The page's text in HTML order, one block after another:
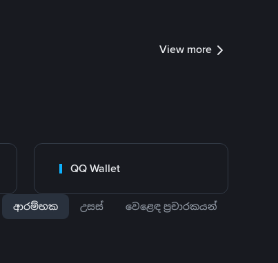
View more
QQ Wallet
ආරම්භක උසස් වෙළෙඳ ප්‍රචාරකයන්